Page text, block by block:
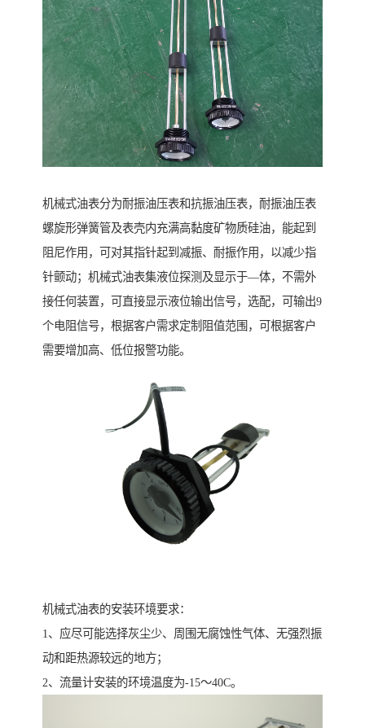
机械式油表分为耐振油压表和抗振油压表，耐振油压表
螺旋形弹簧管及表壳内充满高黏度矿物质硅油，能起到
阻尼作用，可对其指针起到减振、耐振作用，以减少指
针颤动；机械式油表集液位探测及显示于—体，不需外
接任何装置，可直接显示液位输出信号，选配，可输出9
个电阻信号，根据客户需求定制阻值范围，可根据客户
需要增加高、低位报警功能。
机械式油表的安装环境要求：
1、应尽可能选择灰尘少、周围无腐蚀性气体、无强烈振
动和距热源较远的地方；
2、流量计安装的环境温度为-15～40C。